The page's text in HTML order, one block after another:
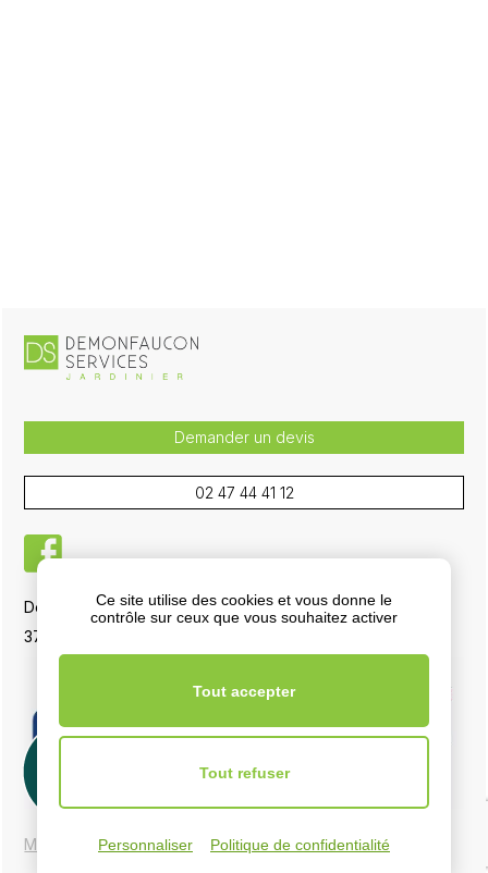
Demander un devis
02 47 44 41 12
facebook
Demonfaucon Services, 5 La Boisselière RD 751
37700 La Ville-aux-Dames
Mentions légales Plan du site
Ce site utilise des cookies et vous donne le
contrôle sur ceux que vous souhaitez activer
Tout accepter
Tout refuser
Personnaliser Politique de confidentialité